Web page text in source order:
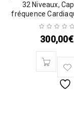
32 Niveaux,
fréquence
300,00€